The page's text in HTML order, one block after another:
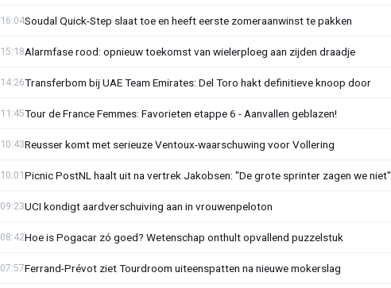
Soudal Quick-Step slaat toe en heeft eerste zomeraanwinst te pakken
16:04
Alarmfase rood: opnieuw toekomst van wielerploeg aan zijden draadje
15:18
Transferbom bij UAE Team Emirates: Del Toro hakt definitieve knoop door
14:26
Tour de France Femmes: Favorieten etappe 6 - Aanvallen geblazen!
11:45
Reusser komt met serieuze Ventoux-waarschuwing voor Vollering
10:43
Picnic PostNL haalt uit na vertrek Jakobsen: "De grote sprinter zagen we niet"
10:01
UCI kondigt aardverschuiving aan in vrouwenpeloton
09:23
Hoe is Pogacar zó goed? Wetenschap onthult opvallend puzzelstuk
08:42
Ferrand-Prévot ziet Tourdroom uiteenspatten na nieuwe mokerslag
07:57